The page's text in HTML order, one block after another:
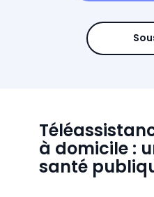
à domicile :
santé